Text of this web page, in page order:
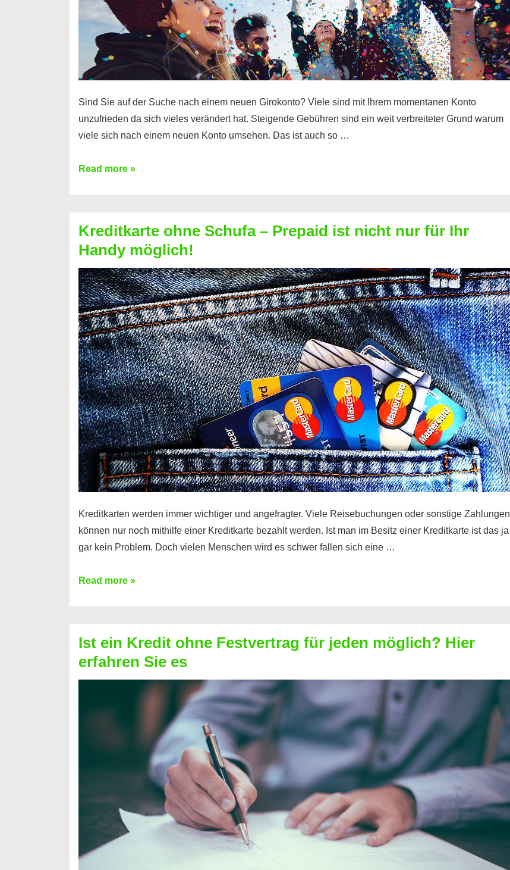
Einkommensnachweis
Sind Sie auf der Suche nach einem neuen Girokonto? Viele sind mit Ihrem momentanen Konto
unzufrieden da sich vieles verändert hat. Steigende Gebühren sind ein weit verbreiteter Grund warum
viele sich nach einem neuen Konto umsehen. Das ist auch so …
Konto
Neueröffnung
trotz
Schufaeintrag
möglich
Read more »
Kreditkarte ohne Schufa – Prepaid ist nicht nur für Ihr
Handy möglich!
Kreditkarten werden immer wichtiger und angefragter. Viele Reisebuchungen oder sonstige Zahlungen
können nur noch mithilfe einer Kreditkarte bezahlt werden. Ist man im Besitz einer Kreditkarte ist das ja
gar kein Problem. Doch vielen Menschen wird es schwer fallen sich eine …
Kreditkarte
Prepaid
ist
nicht
Read more »
Ist ein Kredit ohne Festvertrag für jeden möglich? Hier
erfahren Sie es